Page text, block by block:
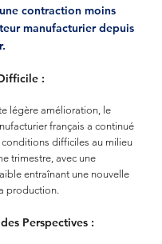
contraction moins
manufacturier depuis
:
légère amélioration, le
français a continué
difficiles au milieu
trimestre, avec une
entraînant une nouvelle
production.
Perspectives :